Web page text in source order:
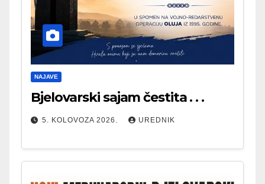
NAJAVE
Bjelovarski sajam čestita . . .
5. KOLOVOZA 2026. UREDNIK